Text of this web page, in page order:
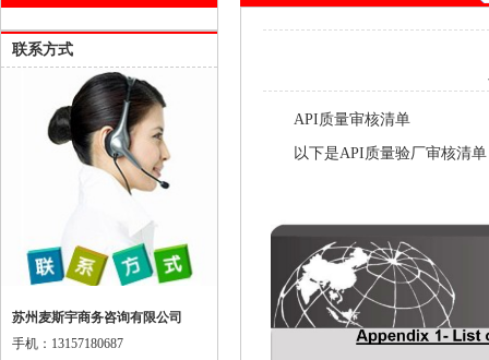
联系方式
苏州麦斯宇商务咨询有限公司
手机：13157180687
API质量审核清单
以下是API质量验厂审核清